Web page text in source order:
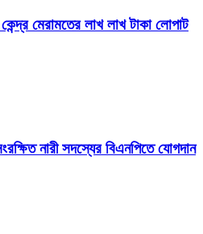
মেরামতের লাখ লাখ টাকা লোপাট
নারী সদস্যের বিএনপিতে যোগদান